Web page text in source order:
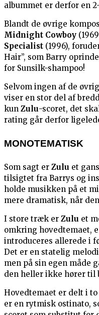
albummet er derfor en
Blandt de øvrige
Midnight Cowboy
Specialist (1996),
Hair”, som Barry
for Sunsilk-shampoo!
Selvom ingen af de
viser en stor del af
kun Zulu-scoret, det
rating går derfor
MONOTEMATISK
Som sagt er Zulu et
tilsigtet fra Barrys og
holde musikken på et
mere dramatisk, når
I store træk er Zulu et
omkring hovedtemaet,
introduceres allerede i
Det er en statelig
men på sin egen måde
den heller ikke hører til
Hovedtemaet er delt i
er en rytmisk ostinato,